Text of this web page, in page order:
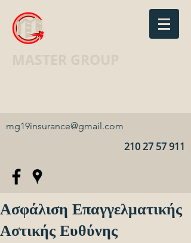
mg19insurance@gmail.com
210 27 57 911
Ασφάλιση Επαγγελματικής
Αστικής Ευθύνης